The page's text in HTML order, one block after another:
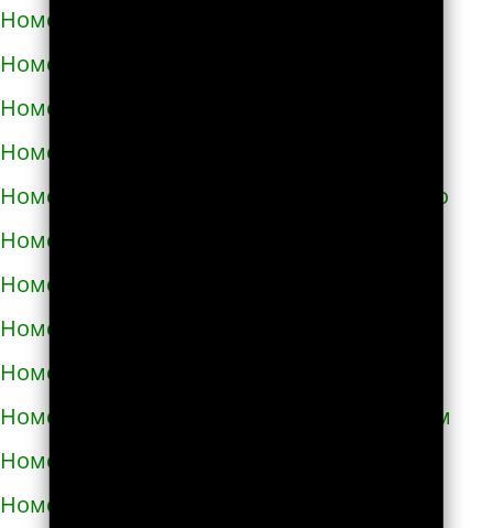
Номера телефонов такси в Самборе
Номера телефонов такси в Сарнах
Номера телефонов такси в Сваляве
Номера телефонов такси в Светловодске
Номера телефонов такси в Синельниково
Номера телефонов такси в Скадовске
Номера телефонов такси в Сквире
Номера телефонов такси в Славуте
Номера телефонов такси в Славутиче
Номера телефонов такси в Слобожанском
Номера телефонов такси в Смеле
Номера телефонов такси в Снигирёвке